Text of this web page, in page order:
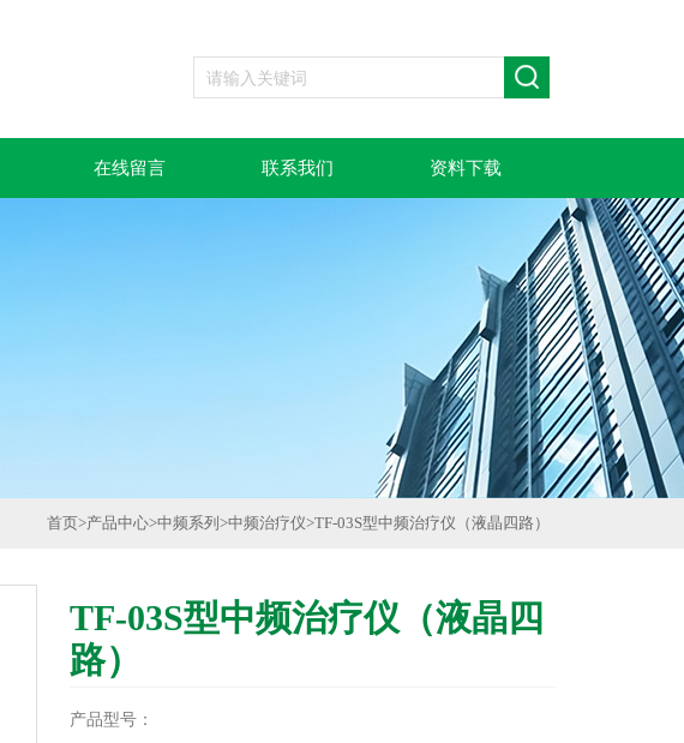
在线留言 联系我们 资料下载
首页>产品中心>中频系列 >中频治疗仪>TF-03S型中频治疗仪（液晶四路）
TF-03S型中频治疗仪（液晶四
路）
产品型号：